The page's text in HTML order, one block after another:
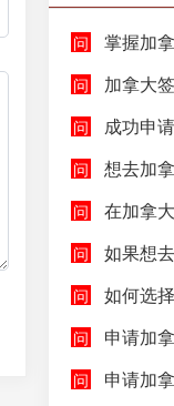
掌握加
加拿大签
成功申请加
想去加拿大留学
在加拿大留学期间可
如果想去加拿大留
如何选择适
申请加拿大大学留学的条
申请加拿大高